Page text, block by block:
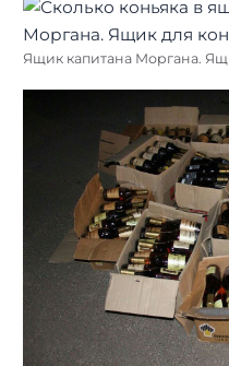
Ящик капитана Моргана.